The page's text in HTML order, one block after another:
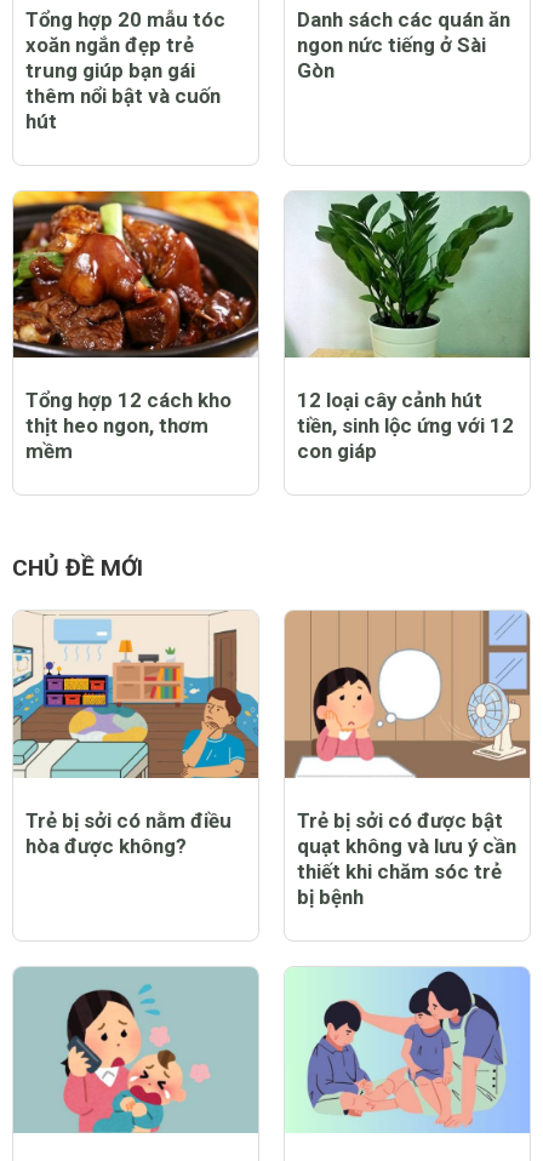
Tổng hợp 20 mẫu tóc
xoăn ngắn đẹp trẻ
trung giúp bạn gái
thêm nổi bật và cuốn
hút
Danh sách các quán ăn
ngon nức tiếng ở Sài
Gòn
Tổng hợp 12 cách kho
thịt heo ngon, thơm
mềm
12 loại cây cảnh hút
tiền, sinh lộc ứng với 12
con giáp
CHỦ ĐỀ MỚI
Trẻ bị sởi có nằm điều
hòa được không?
Trẻ bị sởi có được bật
quạt không và lưu ý cần
thiết khi chăm sóc trẻ
bị bệnh